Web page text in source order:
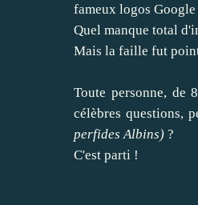
fameux logos
Quel manque total
Mais la faille fut
Toute personne, de
célèbres questions,
perfides Albins) ?
C'est parti !